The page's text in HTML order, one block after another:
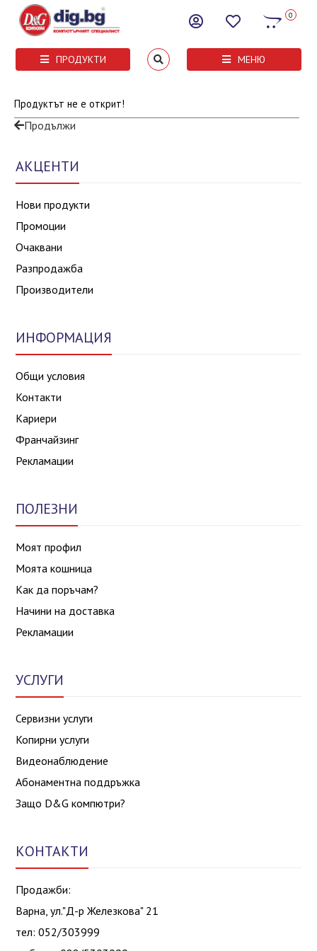
0
ПРОДУКТИ МЕНЮ
Продуктът не е открит!
Продължи
АКЦЕНТИ
Нови продукти
Промоции
Очаквани
Разпродажба
Производители
ИНФОРМАЦИЯ
Общи условия
Контакти
Кариери
Франчайзинг
Рекламации
ПОЛЕЗНИ
Моят профил
Моята кошница
Как да поръчам?
Начини на доставка
Рекламации
УСЛУГИ
Сервизни услуги
Копирни услуги
Видеонаблюдение
Абонаментна поддръжка
Защо D&G компютри?
КОНТАКТИ
Продажби:
Варна, ул."Д-р Железкова" 21
тел: 052/303999